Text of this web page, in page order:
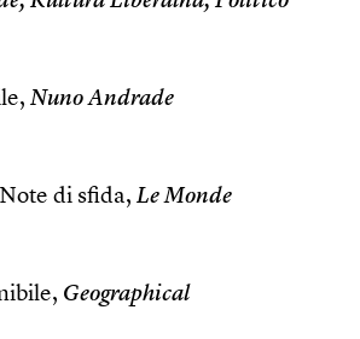
Nuno Andrade
di sfida, Le Monde
Geographical